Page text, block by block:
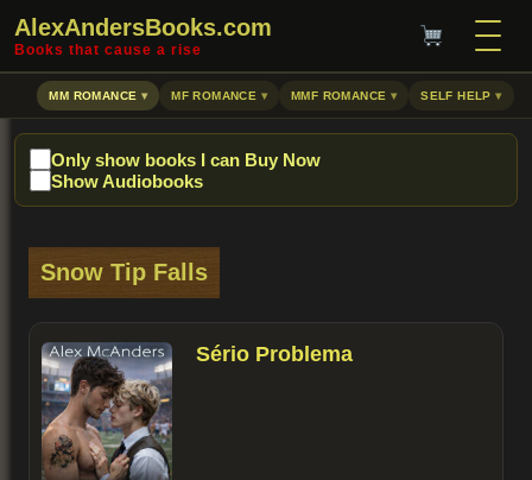
AlexAndersBooks.com
Books that cause a rise
MM ROMANCE MF ROMANCE MMF ROMANCE SELF HELP
Only show books I can Buy Now
Show Audiobooks
Snow Tip Falls
Sério Problema